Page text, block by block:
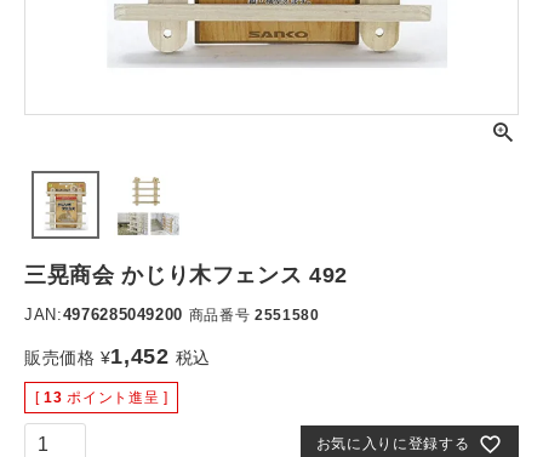
三晃商会 かじり木フェンス 492
JAN:4976285049200 商品番号 2551580
販売価格 ¥1,452 税込
[ 13 ポイント進呈 ]
お気に入りに登録する